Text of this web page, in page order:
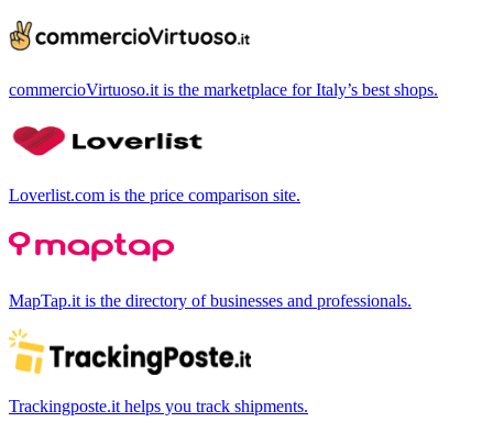
commercioVirtuoso.it is the marketplace for Italy’s best shops.
Loverlist.com is the price comparison site.
MapTap.it is the directory of businesses and professionals.
Trackingposte.it helps you track shipments.